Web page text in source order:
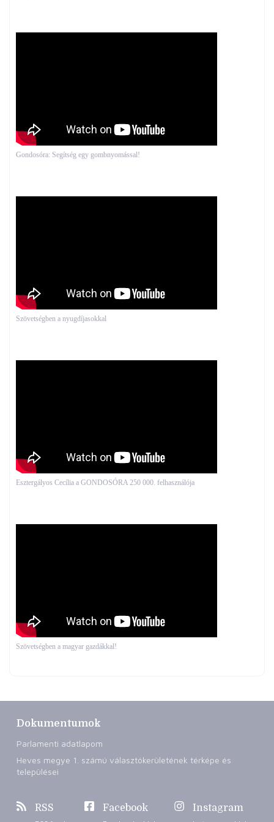
Gondosóra: Segítség egy gombnyomással!
Szövetségben a nyugdíjasokkal
Esztergályos Cecília a GONDOSÓRA 250 000. felhasználója
Szövetségben a magyar gazdákkal!
Dokumentumok
Parlamenti adatlapom
Heves megye 1. számú választókerületének térképe és
települései
RSS Facebook Instagram